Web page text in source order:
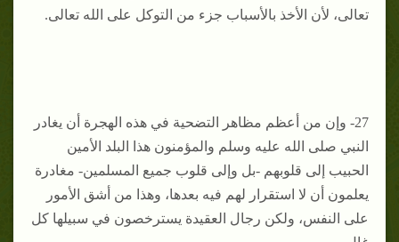
تعالى، لأن الأخذ بالأسباب جزء من التوكل على الله تعالى.
27- وإن من أعظم مظاهر التضحية في هذه الهجرة أن يغادر
النبي صلى الله عليه وسلم والمؤمنون هذا البلد الأمين
الحبيب إلى قلوبهم -بل وإلى قلوب جميع المسلمين- مغادرة
يعلمون أن لا استقرار لهم فيه بعدها، وهذا من أشق الأمور
على النفس، ولكن رجال العقيدة يسترخصون في سبيلها كل